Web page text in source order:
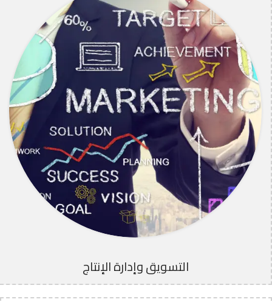
التسويق وإدارة الإنتاج